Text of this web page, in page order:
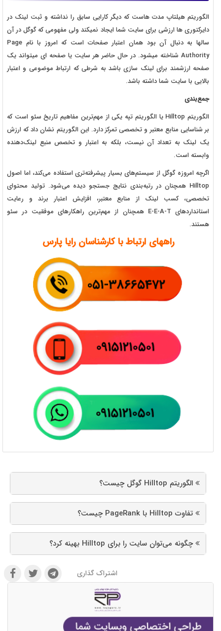
الگوریتم هیلتاپ مدت هاست که دیگر کارایی سابق را نداشته و ثبت لینک در
دایرکتوری ها ارزشی برای سایت شما ایجاد نمیکند ولی مفهومی که گوگل در آن
سالها به دنبال آن بود همان اعتبار صفحات است که امروز با نام Page
Authority شناخته میشود. در حال حاضر هر سایت یا صفحه ای میتواند یک
صفحه ارزشمند برای لینک سازی باشد به شرطی که ارتباط موضوعی و اعتبار
بالایی با سایت شما داشته باشد.
جمع‌بندی
الگوریتم Hilltop یا الگوریتم تپه یکی از مهم‌ترین مفاهیم تاریخ سئو است که
بر شناسایی منابع معتبر و تخصصی تمرکز دارد. این الگوریتم نشان داد که ارزش
یک لینک به تعداد آن نیست، بلکه به اعتبار و تخصص منبع لینک‌دهنده
وابسته است.
اگرچه امروزه گوگل از سیستم‌های بسیار پیشرفته‌تری استفاده می‌کند، اما اصول
Hilltop همچنان در رتبه‌بندی نتایج جستجو دیده می‌شود. تولید محتوای
تخصصی، کسب لینک از منابع معتبر، افزایش اعتبار برند و رعایت
استانداردهای E-E-A-T همچنان از مهم‌ترین راهکارهای موفقیت در سئو
هستند.
راههای ارتباط با کارشناسان رایا پارس
الگوریتم Hilltop گوگل چیست؟
تفاوت Hilltop با PageRank چیست؟
چگونه می‌توان سایت را برای Hilltop بهینه کرد؟
اشتراک گذاری